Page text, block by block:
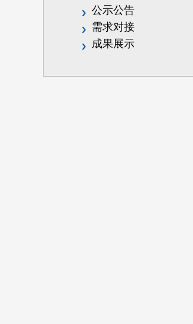
公示公告
需求对接
成果展示